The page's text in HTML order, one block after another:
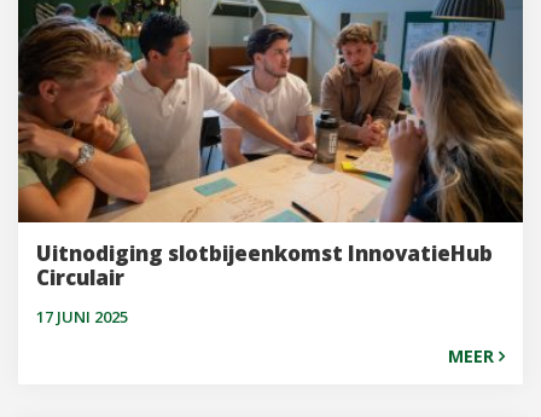
Uitnodiging slotbijeenkomst InnovatieHub
Circulair
17 JUNI 2025
MEER